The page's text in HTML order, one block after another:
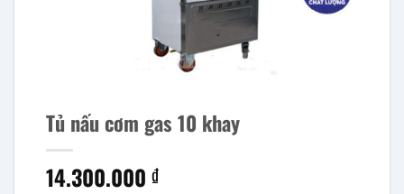
Tủ nấu cơm gas 10 khay
14.300.000 ₫